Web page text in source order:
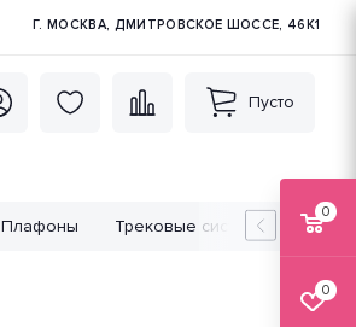
Г. МОСКВА, ДМИТРОВСКОЕ ШОССЕ, 46К1
Пусто
Плафоны Трековые системы
0
0